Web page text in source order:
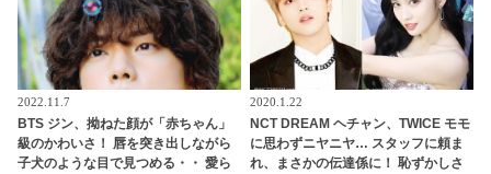
2022.11.7
BTS ジン、拗ねた顔が「赤ちゃん」
級のかわいさ！ 唇を突き出しながら
子犬のような目で見つめる・・ 愛ら
2020.1.22
NCT DREAM ヘチャン、TWICE モモ
に思わずニヤニヤ… スタッフに頼ま
れ、まさかの伝達係に！ 恥ずかしさ